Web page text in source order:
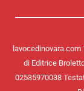
di Editrice
02535970038